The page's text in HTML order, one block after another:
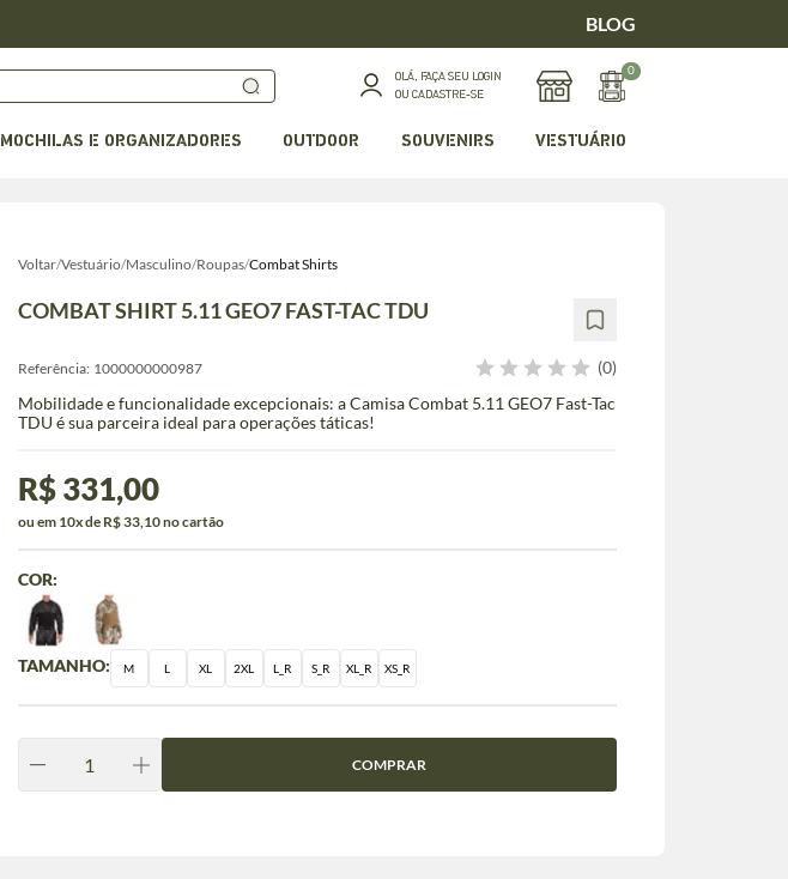
BLOG
OLÁ, FAÇA SEU LOGIN
OU CADASTRE-SE
0
MOCHILAS E ORGANIZADORES OUTDOOR SOUVENIRS VESTUÁRIO
Voltar/Vestuário/Masculino/Roupas/Combat Shirts
COMBAT SHIRT 5.11 GEO7 FAST-TAC TDU
Referência: 1000000000987
(0)
Mobilidade e funcionalidade excepcionais: a Camisa Combat 5.11 GEO7 Fast-Tac
TDU é sua parceira ideal para operações táticas!
R$ 331,00
ou em 10x de R$ 33,10 no cartão
TAMANHO: M L XL 2XL L_R S_R XL_R XS_R
COR:
COMPRAR